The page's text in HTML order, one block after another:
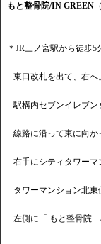
もと整骨院/IN GREEN
＊JR三ノ宮駅から徒歩5
東口改札を出て、右へ
駅構内セブンイレブン
線路に沿って東に向か
右手にシティタワーマ
タワーマンション北東
左側に「 もと整骨院